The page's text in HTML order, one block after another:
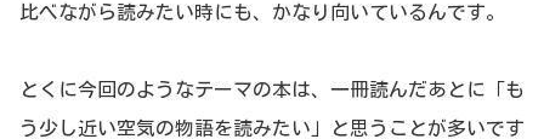
比べながら読みたい時にも、かなり向いているんです。
とくに今回のようなテーマの本は、一冊読んだあとに「も
う少し近い空気の物語を読みたい」と思うことが多いです